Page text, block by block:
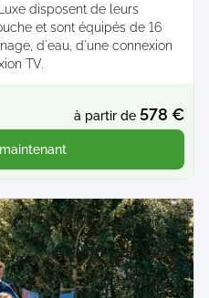
disposent de leurs
et sont équipés de 16
d'eau, d'une connexion
TV.
à partir de 578 €